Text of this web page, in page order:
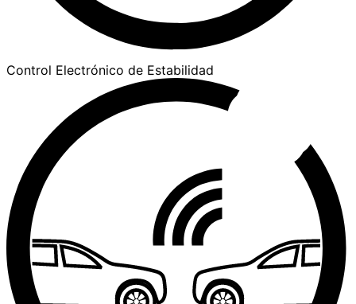
Control Electrónico de Estabilidad